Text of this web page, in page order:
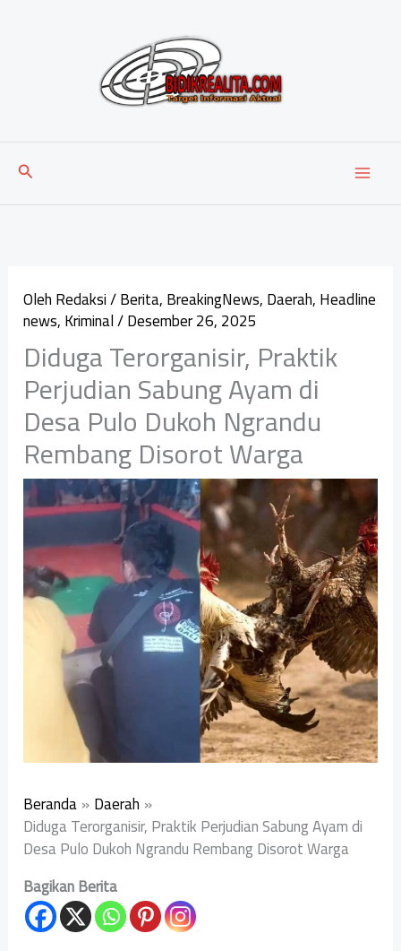
Cari
OlehRedaksi/Berita,BreakingNews,Daerah,Headline
news,Kriminal/Desember 26, 2025
Diduga Terorganisir, Praktik
Perjudian Sabung Ayam di
Desa Pulo Dukoh Ngrandu
Rembang Disorot Warga
Beranda Daerah
Diduga Terorganisir, Praktik Perjudian Sabung Ayam di
Desa Pulo Dukoh Ngrandu Rembang Disorot Warga
Bagikan Berita